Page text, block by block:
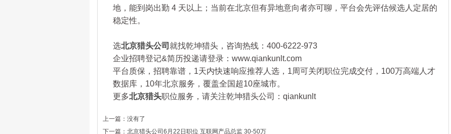
地，能到岗出勤 4 天以上；当前在北京但有异地意向者亦可聊，平台会先评估候选人定居的
稳定性。
选北京猎头公司 就找乾坤猎头，咨询热线：400-6222-973
企业招聘登记&简历投递请登录：www.qiankunlt.com
平台质保，招聘靠谱，1天内快速响应推荐人选，1周可关闭职位完成交付，100万高端人才
数据库，10年北京服务，覆盖全国超10座城市。
更多北京猎头职位服务，请关注乾坤猎头公司：qiankunlt
上一篇： 没有了
下一篇： 北京猎头公司6月22日职位 互联网产品总监 30-50万